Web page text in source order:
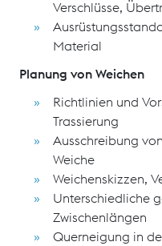
Verschlüsse,
Material
Planung von Weichen
Richtlinien und
Trassierung
Ausschreibung
Weiche
Weichenskizzen,
Unterschiedliche
Zwischenlängen
Querneigung in